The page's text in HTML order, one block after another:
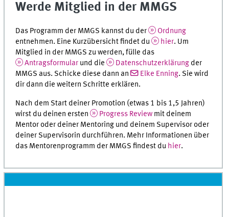
Werde Mitglied in der MMGS
Das Programm der MMGS kannst du der
Ordnung
entnehmen. Eine Kurzübersicht findet du
hier. Um
Mitglied in der MMGS zu werden, fülle das
Antragsformular und die Datenschutzerklärungder
MMGS aus. Schicke diese dann an
Elke Enning. Sie wird
dir dann die weitern Schritte erklären.
Nach dem Start deiner Promotion (etwas 1 bis 1,5 Jahren)
wirst du deinen ersten
Progress Review mit deinem
Mentor oder deiner Mentoring und deinem Supervisor oder
deiner Supervisorin durchführen. Mehr Informationen über
das Mentorenprogramm der MMGS findest du hier.